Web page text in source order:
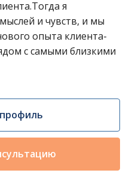
я
и чувств, и мы
опыта клиента-
с самыми близкими